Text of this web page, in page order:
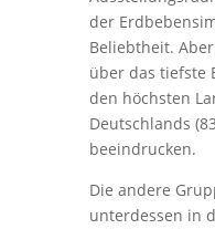
der
Beliebtheit.
über das tiefste
den höchsten
Deutschlands
beeindrucken.
Die andere
unterdessen in